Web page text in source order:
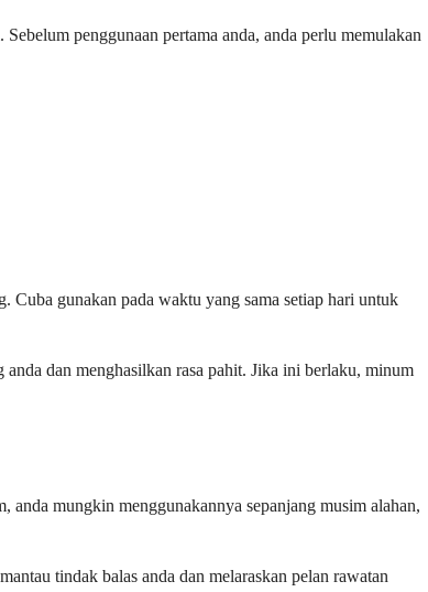
penggunaan pertama anda, anda perlu memulakan
Cuba gunakan pada waktu yang sama setiap hari untuk
dan menghasilkan rasa pahit. Jika ini berlaku, minum
anda mungkin menggunakannya sepanjang musim alahan,
tindak balas anda dan melaraskan pelan rawatan